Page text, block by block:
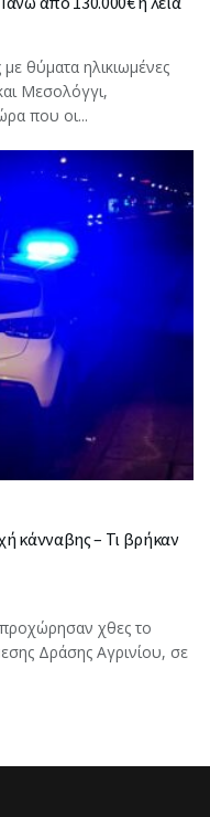
θύματα ηλικιωμένες
Μεσολόγγι,
που οι...
κάνναβης – Τι βρήκαν
χθες το
Δράσης Αγρινίου, σε